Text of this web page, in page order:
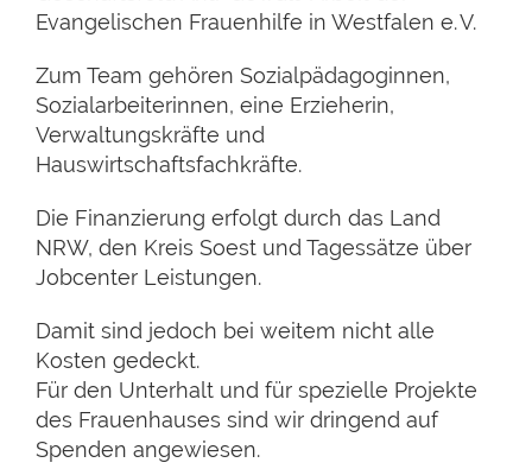
Evangelischen Frauenhilfe in Westfalen e. V.
Zum Team gehören Sozialpädagoginnen,
Sozialarbeiterinnen, eine Erzieherin,
Verwaltungskräfte und
Hauswirtschaftsfachkräfte.
Die Finanzierung erfolgt durch das Land
NRW, den Kreis Soest und Tagessätze über
Jobcenter Leistungen.
Damit sind jedoch bei weitem nicht alle
Kosten gedeckt.
Für den Unterhalt und für spezielle Projekte
des Frauenhauses sind wir dringend auf
Spenden angewiesen.